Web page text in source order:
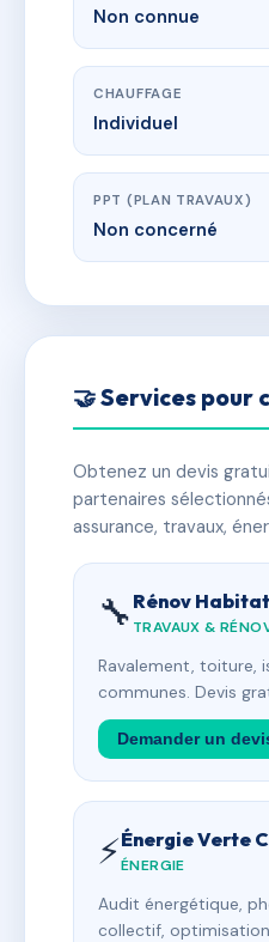
Non connue
CHAUFFAGE
Individuel
PPT (PLAN TRAVAUX)
Non concerné
🤝 Services
Obtenez un devis
partenaires
assurance, travaux,
🔧 Rénov Habitat
TRAVAUX &
Ravalement, toiture,
communes. Devis
Demander un
⚡Énergie Verte
ÉNERGIE
Audit énergétique,
collectif,